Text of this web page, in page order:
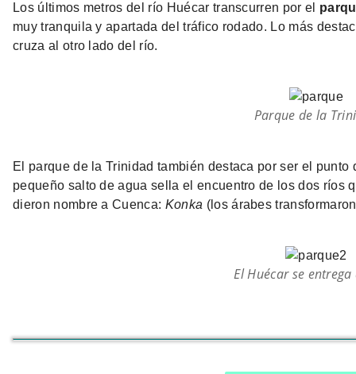
Los últimos metros del río Huécar transcurren por el
muy tranquila y apartada del tráfico rodado. Lo más
cruza al otro lado del río.
Parque de la
El parque de la Trinidad también destaca por ser el
pequeño salto de agua sella el encuentro de los dos ríos
dieron nombre a Cuenca: Konka (los árabes
El Huécar se entrega